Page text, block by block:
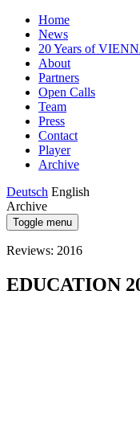
Home
News
20 Years of
About
Partners
Open Calls
Team
Press
Contact
Player
Archive
Deutsch English
Archive
Toggle menu
Reviews: 2016
EDUCATION